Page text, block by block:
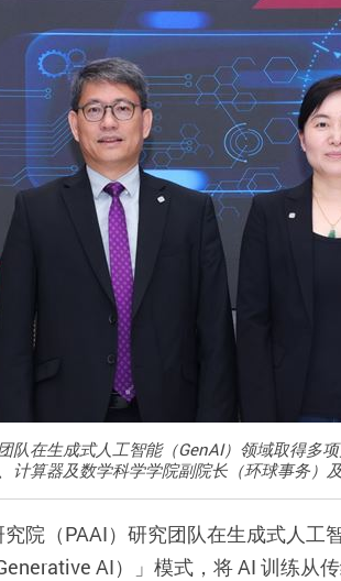
队在生成式人工智能（GenAI）领域取得多
计算器及数学科学学院副院长（环球事务）
院（PAAI）研究团队在生成式人工
AI）」模式，将AI 训练从